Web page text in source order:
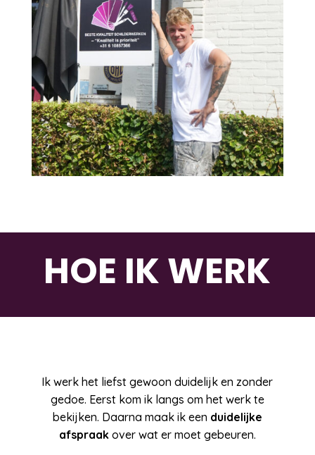
HOE IK WERK
Ik werk het liefst gewoon duidelijk en zonder
gedoe. Eerst kom ik langs om het werk te
bekijken. Daarna maak ik een duidelijke
afspraakover wat er moet gebeuren.